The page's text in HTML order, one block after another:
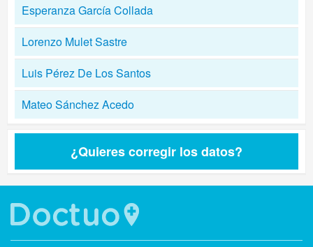
Esperanza García Collada
Lorenzo Mulet Sastre
Luis Pérez De Los Santos
Mateo Sánchez Acedo
¿Quieres corregir los datos?